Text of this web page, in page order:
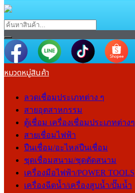
หมวดหมู่สินค้า
ลวดเชื่อมประเภทต่าง ๆ
สายอุตสาหกรรม
ตู้เชื่อม เครื่องเชื่อมประเภทต่างๆ
สายเชื่อมไฟฟ้า
ปืนเชื่อม/อะไหล่ปืนเชื่อม
ชุดเชื่อมสนาม/ชุดตัดสนาม
เครื่องมือไฟฟ้า/POWER TOOLS
เครื่องฉีดน้ำ/เครื่องสูบน้ำ/ปั๊มน้ำ